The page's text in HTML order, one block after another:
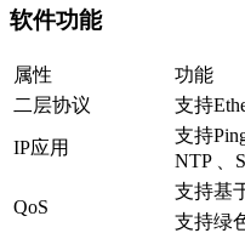
软件功能
属性
功能
二层协议
支持
IP应用
支持
NTP 、
QoS
支持基
支持绿